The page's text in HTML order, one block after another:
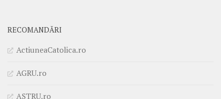
RECOMANDĂRI
ActiuneaCatolica.ro
AGRU.ro
ASTRU.ro